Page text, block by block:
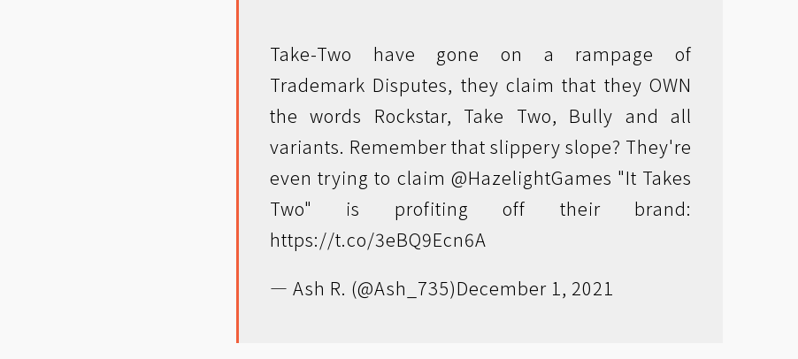
Take-Two have gone on a rampage of
Trademark Disputes, they claim that they OWN
the words Rockstar, Take Two, Bully and all
variants. Remember that slippery slope? They're
even trying to claim @HazelightGames "It Takes
Two" is profiting off their brand:
https://t.co/3eBQ9Ecn6A
— Ash R. (@Ash_735)December 1, 2021